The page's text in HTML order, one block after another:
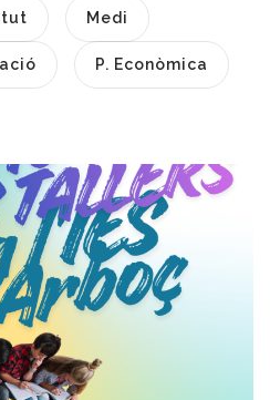
Medi
P. Econòmica
Per A
De L'Arboç.